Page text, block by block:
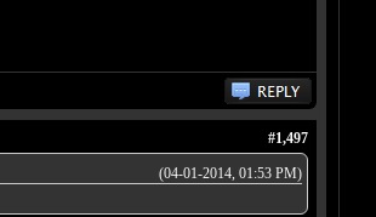
#1,497
(04-01-2014, 01:53 PM)